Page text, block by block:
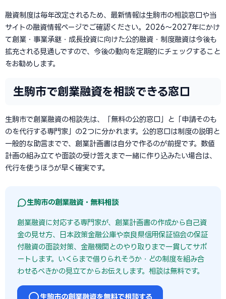
融資制度は毎年改定されるため、最新情報は生駒市の相談窓口や当
サイトの融資情報ページでご確認ください。2026〜2027年にかけ
て創業・事業承継・成長投資に向けた公的融資・制度融資は今後も
拡充される見通しですので、今後の動向を定期的にチェックすること
をお勧めします。
生駒市で創業融資を相談できる窓口
生駒市で創業融資の相談先は、「無料の公的窓口」と「申請そのも
のを代行する専門家」の2つに分かれます。公的窓口は制度の説明と
一般的な助言までで、創業計画書は自分で作るのが前提です。数値
計画の組み立てや面談の受け答えまで一緒に作り込みたい場合は、
代行を使うほうが早く確実です。
生駒市の創業融資・無料相談
創業融資に対応する専門家が、創業計画書の作成から自己資
金の見せ方、日本政策金融公庫や奈良県信用保証協会の保証
付融資の面談対策、金融機関とのやり取りまで一貫してサポ
ートします。いくらまで借りられそうか・どの制度を組み合
わせるべきかの見立てからお伝えします。相談は無料です。
生駒市の創業融資を無料で相談する